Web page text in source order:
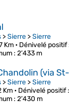
>Sierre >Sierre
Km • Dénivelé positif
: 2’433 m
(via
>Sierre >Sierre
Km • Dénivelé positif
: 2’430 m